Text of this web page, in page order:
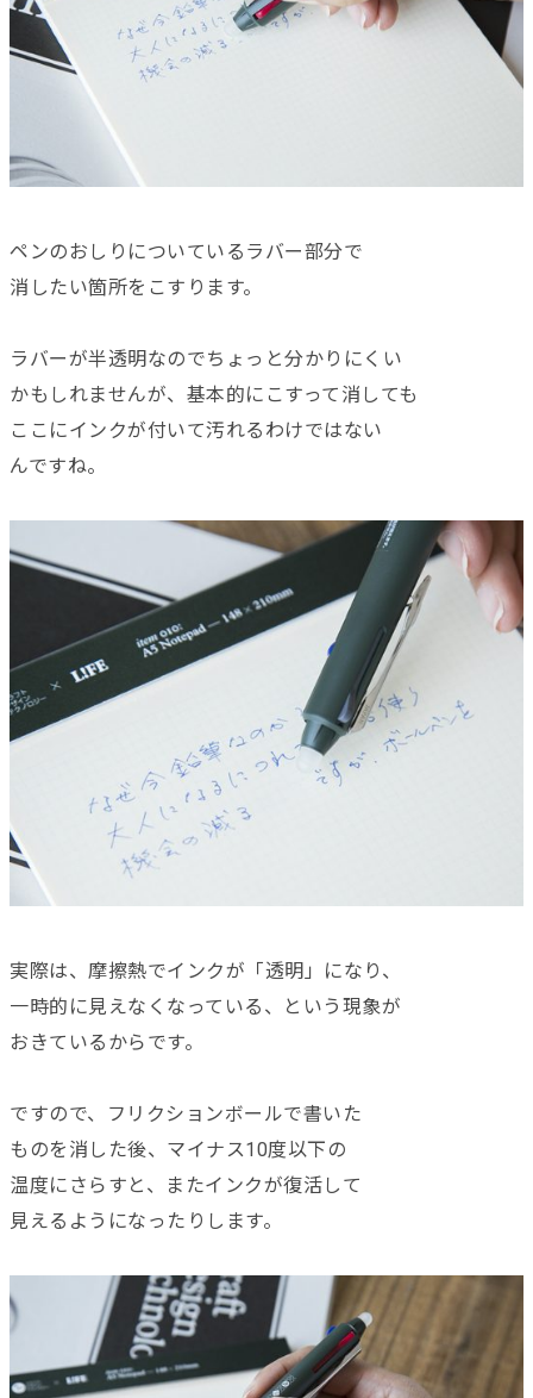
ペンのおしりについているラバー部分で
消したい箇所をこすります。
ラバーが半透明なのでちょっと分かりにくい
かもしれませんが、基本的にこすって消しても
ここにインクが付いて汚れるわけではない
んですね。
実際は、摩擦熱でインクが「透明」になり、
一時的に見えなくなっている、という現象が
おきているからです。
ですので、フリクションボールで書いた
ものを消した後、マイナス10度以下の
温度にさらすと、またインクが復活して
見えるようになったりします。